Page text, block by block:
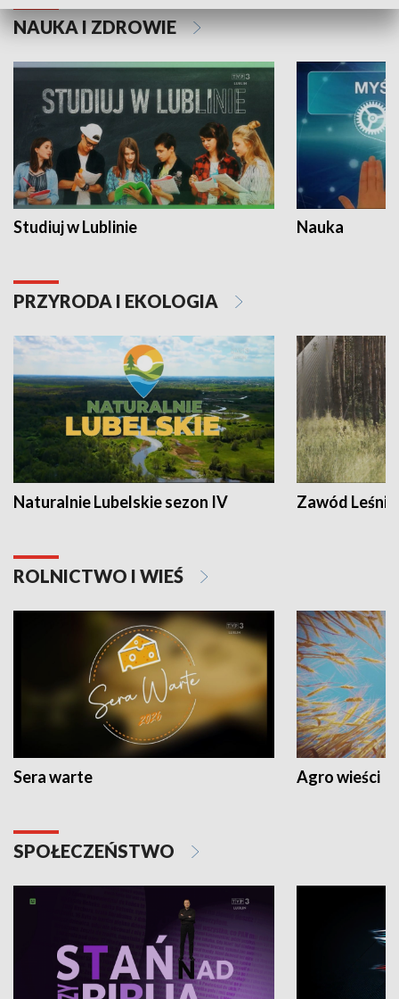
NAUKA I ZDROWIE
Studiuj w Lublinie Nauka
PRZYRODA I EKOLOGIA
Naturalnie Lubelskie sezon IV Zawód Leśnik
ROLNICTWO I WIEŚ
Sera warte Agro wieści
SPOŁECZEŃSTWO